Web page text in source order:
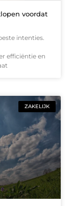
voordat
intenties.
efficiëntie en
ZAKELIJK